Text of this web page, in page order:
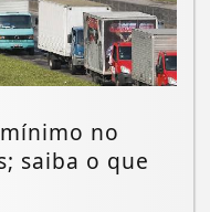
no
saiba o que